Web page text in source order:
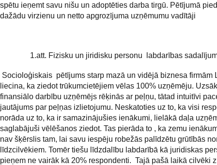
spētu ieņemt savu nišu un adoptēties darba tirgū. Pētījumā
dažādu virzienu un netto apgrozījuma uzņēmumu vadītāji
1.att. Fizisku un jiridisku personu labdarības
Socioloģiskais pētījums starp mazā un vidējā biznesa firmām
liecina, ka ziedot trūkumcietējiem vēlas 100% uzņēmēju.
finansiālo darbību uzņēmējs rēķinās ar peļņu, tātad intuitīvi
jautājums par peļņas izlietojumu. Neskatoties uz to, ka visi
norāda uz to, ka ir samazinājušies ienākumi, lielākā daļa
saglabājuši vēlēšanos ziedot. Tas pierāda to , ka zemu
nav šķērslis tam, lai savu iespēju robežās palīdzētu grūtībās
līdzcilvēkiem. Tomēr tiešu līdzdalību labdarībā kā juridiskas
pieņem ne vairāk kā 20% respondenti. Tajā pašā laikā cilvēki